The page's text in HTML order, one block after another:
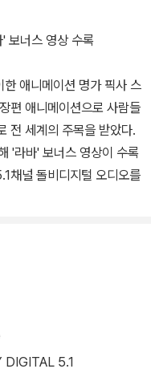
보너스 영상 수록
애니메이션 명가 픽사 스
편 애니메이션으로 사람들
전 세계의 주목을 받았다.
'라바' 보너스 영상이 수록
채널 돌비디지털 오디오를
DIGITAL 5.1